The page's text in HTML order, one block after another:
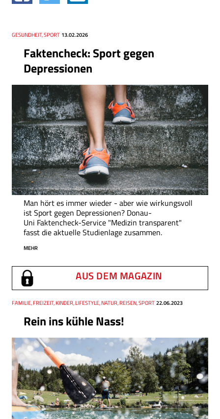
Faktencheck: Sport gegen
Depressionen
Thema
GESUNDHEIT, SPORT
Datum 13.02.2026
Man hört es immer wieder - aber wie wirkungsvoll
ist Sport gegen Depressionen? Donau-
Uni Faktencheck-Service "Medizin transparent"
fasst die aktuelle Studienlage zusammen.
MEHR
AUS DEM MAGAZIN
Rein ins kühle Nass!
Thema
FAMILIE, FREIZEIT, KINDER, LIFESTYLE, NATUR, REISEN, SPORT
Datum 22.06.2023